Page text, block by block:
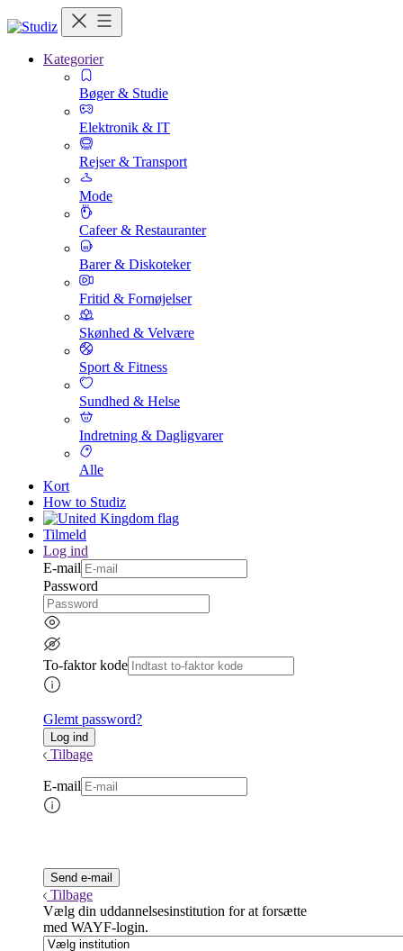
Kategorier
Bøger & Studie
Elektronik & IT
Rejser & Transport
Mode
Cafeer & Restauranter
Barer & Diskoteker
Fritid & Fornøjelser
Skønhed & Velvære
Sport & Fitness
Sundhed & Helse
Indretning & Dagligvarer
Alle
Kort
How to Studiz
Tilmeld
Log ind
E-mail
Password
To-faktor kode
Glemt password?
Tilbage
E-mail
Tilbage
Vælg din uddannelsesinstitution for at forsætte
med WAYF-login.